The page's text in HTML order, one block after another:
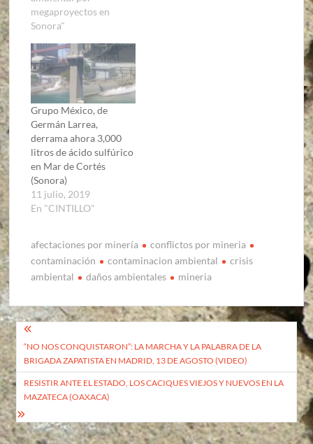
megaproyectos en
Sonora"
Grupo México, de
Germán Larrea,
derrama ahora 3,000
litros de ácido sulfúrico
en Mar de Cortés
(Sonora)
11 julio, 2019
En "CINTILLO"
afectaciones por minería
conflictos por mineria
contaminación
contaminacion ambiental
crisis
ambiental
daños ambientales mineria
Navegación
de
entradas
“NO NOS CONQUISTARON”: LA MARCHA Y LA PALABRA DE LA
BRIGADA ZAPATISTA EN MADRID, 13 DE AGOSTO (VIDEO)
RESISTIR ANTE EL ESTADO, LOS CACIQUES VIEJOS Y NUEVOS EN LA
MAZATECA (OAXACA)